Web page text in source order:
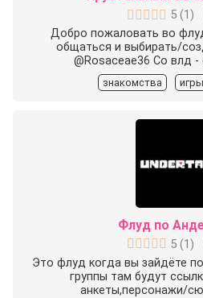
5 (1 )
Добро пожаловать во
общаться и выбирать/
@Rosaceae36 Со влд -
знакомства игры
Флуд по
5 (1 )
Это флуд когда вы зайдёте
группы там будут
анкеты,персонажи/